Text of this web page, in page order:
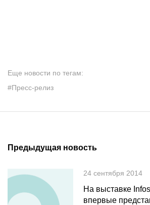
Еще новости по тегам:
#Пресс-релиз
Предыдущая новость
24 сентября 2014
На выставке
впервые